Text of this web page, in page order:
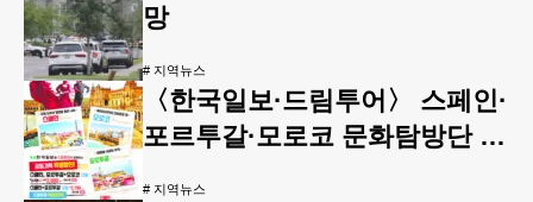
망
# 지역뉴스
〈한국일보·드림투어〉 스페인·
포르투갈·모로코 문화탐방단 모
# 지역뉴스